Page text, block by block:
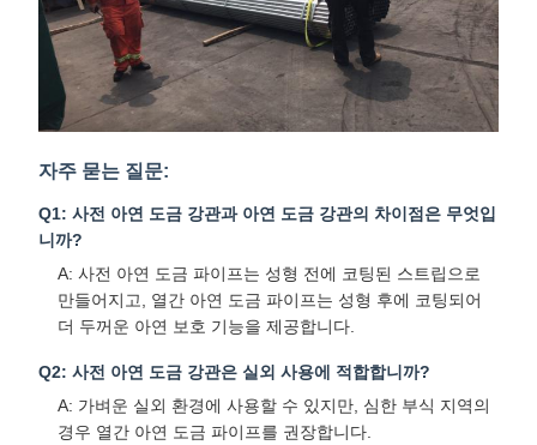
자주 묻는 질문:
Q1: 사전 아연 도금 강관과 아연 도금 강관의 차이점은 무엇입
니까?
A: 사전 아연 도금 파이프는 성형 전에 코팅된 스트립으로
만들어지고, 열간 아연 도금 파이프는 성형 후에 코팅되어
더 두꺼운 아연 보호 기능을 제공합니다.
Q2: 사전 아연 도금 강관은 실외 사용에 적합합니까?
A: 가벼운 실외 환경에 사용할 수 있지만, 심한 부식 지역의
경우 열간 아연 도금 파이프를 권장합니다.